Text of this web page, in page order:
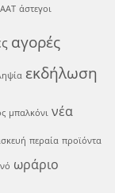
άστεγοι
αγορές
εκδήλωση
μπαλκόνι νέα
περαία προϊόντα
ωράριο